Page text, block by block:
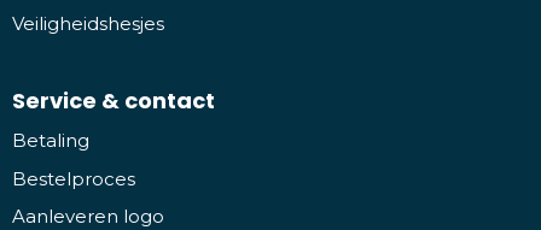
Veiligheidshesjes
Service & contact
Betaling
Bestelproces
Aanleveren logo